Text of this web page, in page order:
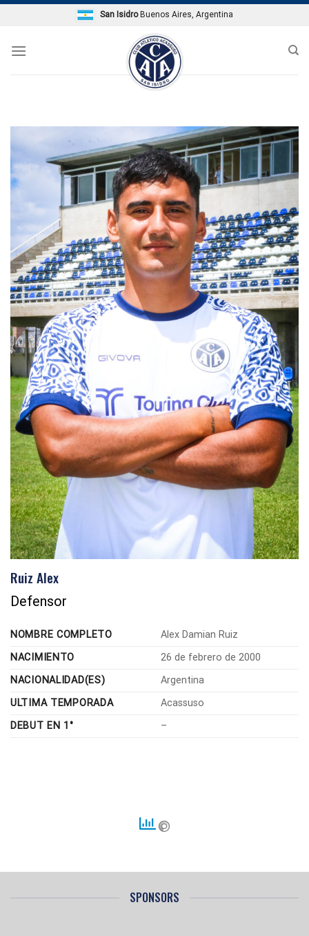
Skip
San IsidroBuenos Aires, Argentina
Ruiz Alex
Defensor
NOMBRE COMPLETO
Alex Damian Ruiz
NACIMIENTO
26 de febrero de 2000
NACIONALIDAD(ES)
Argentina
ULTIMA TEMPORADA
Acassuso
DEBUT EN 1°
–
SPONSORS